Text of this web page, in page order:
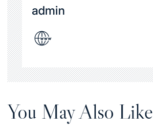
admin
You May Also Like